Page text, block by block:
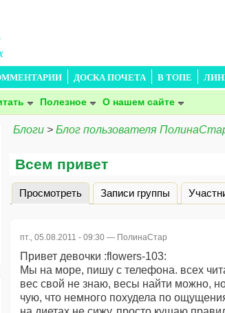
ДОСКА ПОЧЕТА В ТОПЕ
Полезное О нашем сайте
Блоги > Блог пользователя
Всем привет
Главные вкладки
Просмотреть (активная вкладка)
Записи группы
пт., 05.08.2011 - 09:30 — ПолинаСтар
Привет девочки :flowers-103:
Мы на море, пишу с телефона. всех
вес свой не знаю, весы найти можно,
чую, что немного похудела по